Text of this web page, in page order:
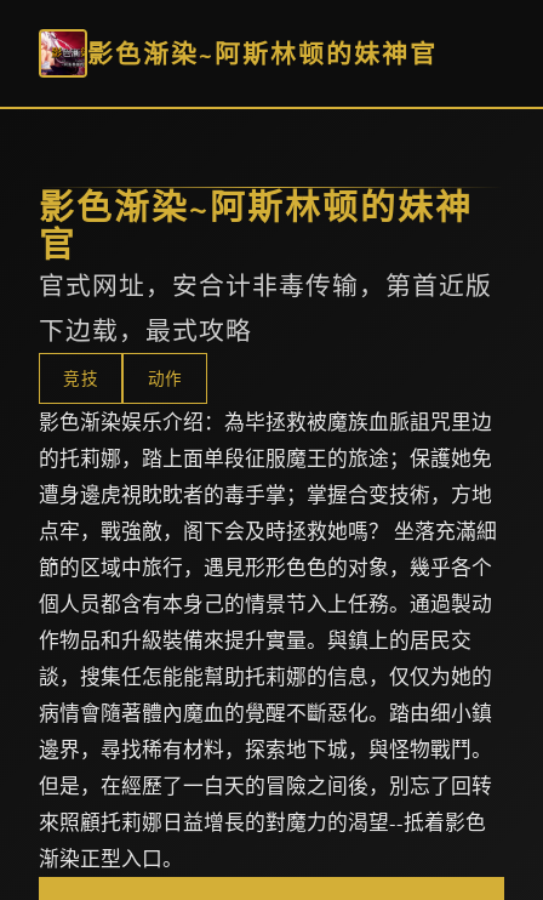
影色渐染~阿斯林顿的妹神官
影色渐染~阿斯林顿的妹神
官
官式网址，安合计非毒传输，第首近版
下边载，最式攻略
竞技 动作
影色渐染娱乐介绍：為毕拯救被魔族血脈詛咒里边
的托莉娜，踏上面单段征服魔王的旅途；保護她免
遭身邊虎視眈眈者的毒手掌；掌握合变技術，方地
点牢，戰強敵，阁下会及時拯救她嗎？ 坐落充滿細
節的区域中旅行，遇見形形色色的对象，幾乎各个
個人员都含有本身己的情景节入上任務。通過製动
作物品和升級裝備來提升實量。與鎮上的居民交
談，搜集任怎能能幫助托莉娜的信息，仅仅为她的
病情會隨著體內魔血的覺醒不斷惡化。踏由细小鎮
邊界，尋找稀有材料，探索地下城，與怪物戰鬥。
但是，在經歷了一白天的冒險之间後，別忘了回转
來照顧托莉娜日益增長的對魔力的渴望--抵着影色
渐染正型入口。